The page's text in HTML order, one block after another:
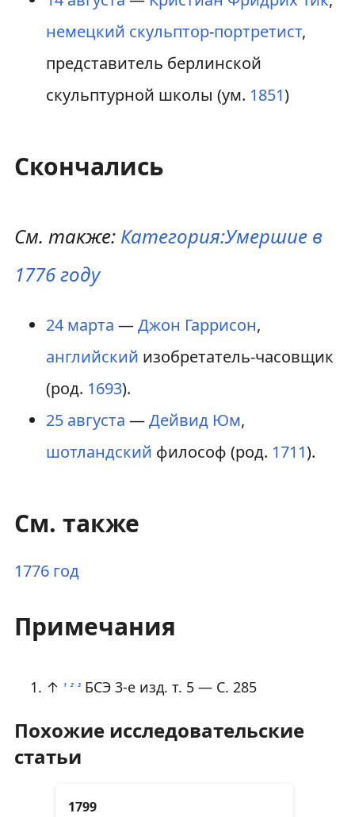
немецкий скульптор-портретист,
представитель берлинской
скульптурной школы (ум. 1851)
Скончались
См. также: Категория:Умершие в
1776 году
24 марта —Джон Гаррисон,
английский изобретатель-часовщик
(род. 1693).
25 августа —Дейвид Юм,
шотландский философ (род. 1711).
См. также
1776 год
Примечания
↑ 1 2 3 БСЭ 3-е изд. т. 5 — С. 285
Похожие исследовательские
статьи
1799